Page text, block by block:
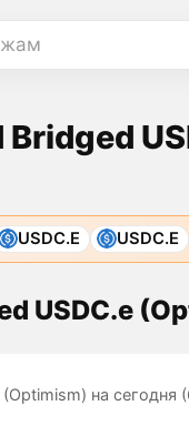
Bridged
USDC.E
USDC.e
на сегодня